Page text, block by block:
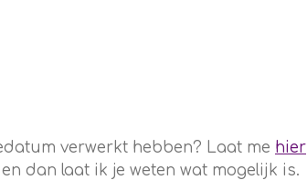
verwerkt hebben? Laat me hier
dan laat ik je weten wat mogelijk is.